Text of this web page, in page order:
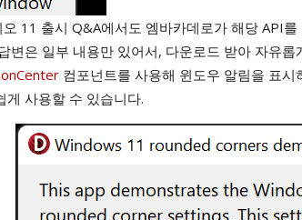
오 11 출시 Q&A에서도 엠바카데로가 해당 API
변은 일부 내용만 있어서, 다운로드 받아 자유
컴포넌트를 사용해 윈도우 알림을 표
게 사용할 수 있습니다.